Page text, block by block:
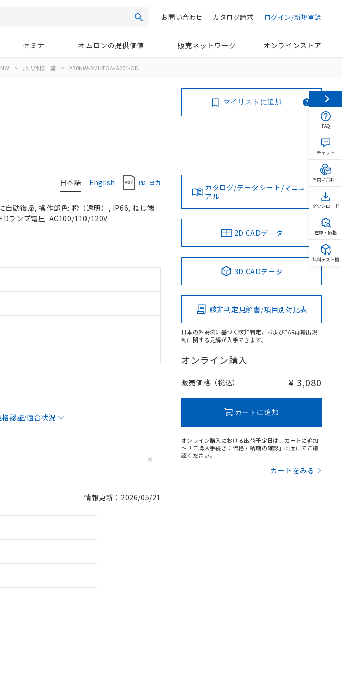
検索 ログイン/新規登録
カタログ請求
お問い合わせ
セミナ オムロンの提供価値 販売ネットワーク オンラインストア
> 形式仕様一覧 > A30NW-3ML-TOA-G201-OD
マイリストに追加
日本語 English PDF出力
動復帰, 操作部色: 橙（透明）, IP66, ねじ端
ランプ電圧: AC100/110/120V
格認証/適合状況
情報更新：2026/05/21
カタログ/データシート/マニュ
アル
2D CADデータ
3D CADデータ
該非判定見解書/項目別対比表
日本の外為法に基づく該非判定、およびEAR再輸出規
制に関する見解が入手できます。
オンライン購入
販売価格（税込） ¥ 3,080
カートに追加
オンライン購入における出荷予定日は、カートに追加
～「ご購入手続き：価格・納期の確認」画面にてご確
認ください。
カートをみる
FAQ
チャット
お問い合わせ
ダウンロード
在庫・価格
無料テスト機